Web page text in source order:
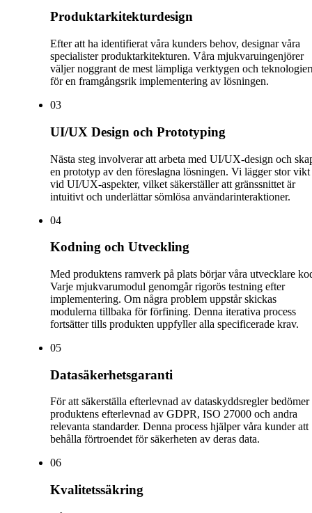
Produktarkitekturdesign
Efter att ha identifierat våra kunders behov, designar våra
specialister produktarkitekturen. Våra mjukvaruingenjörer
väljer noggrant de mest lämpliga verktygen och
för en framgångsrik implementering av lösningen.
03
UI/UX Design och Prototyping
Nästa steg involverar att arbeta med UI/UX-design och
en prototyp av den föreslagna lösningen. Vi lägger stor vikt
vid UI/UX-aspekter, vilket säkerställer att gränssnittet är
intuitivt och underlättar sömlösa användarinteraktioner.
04
Kodning och Utveckling
Med produktens ramverk på plats börjar våra utvecklare
Varje mjukvarumodul genomgår rigorös testning efter
implementering. Om några problem uppstår skickas
modulerna tillbaka för förfining. Denna iterativa process
fortsätter tills produkten uppfyller alla specificerade krav.
05
Datasäkerhetsgaranti
För att säkerställa efterlevnad av dataskyddsregler
produktens efterlevnad av GDPR, ISO 27000 och andra
relevanta standarder. Denna process hjälper våra kunder att
behålla förtroendet för säkerheten av deras data.
06
Kvalitetssäkring